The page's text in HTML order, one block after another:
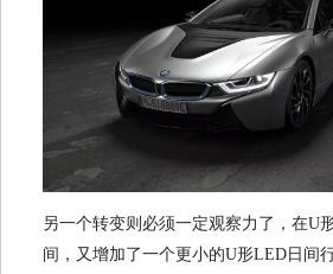
另一个转变则必须一定观察力了，在U
间，又增加了一个更小的U形LED日间